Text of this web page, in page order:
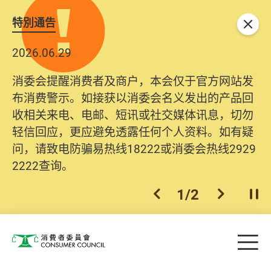
特別通告
2026.06.29
消委会提醒消费者及商户，本会仅于官方网站发
布消费警示。如接获以消委会名义发出的产品回
收相关来电、电邮、短讯或社交媒体讯息，切勿
轻信回应，更应避免透露任何个人资料。如有疑
问，请致电防骗易热线18222或消委会热线2929
2222查询。
2025.10.31
为提升使用者体验及网络安全，本会的投诉处理
系统已经进行升级及推出新功能。由2025年11月
10日起，消费者需要提供基本联络资料（包括姓
名、电邮及电话）注册帐户，才可提交投诉、查
询及建议。所有提交纪录将清晰整合于帐户中，
方便日后作出跟进。
上一个
2/2 下一个开
关闭
消费者委员会 目